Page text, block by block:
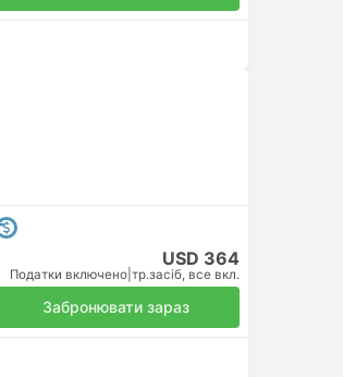
USD 364
Податки включено тр.засіб, все вкл.
Забронювати зараз